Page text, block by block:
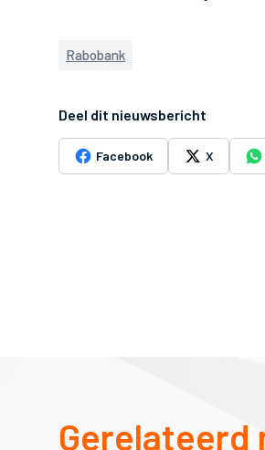
Rabobank
Deel dit nieuwsbericht
Facebook X
Gerelateerd